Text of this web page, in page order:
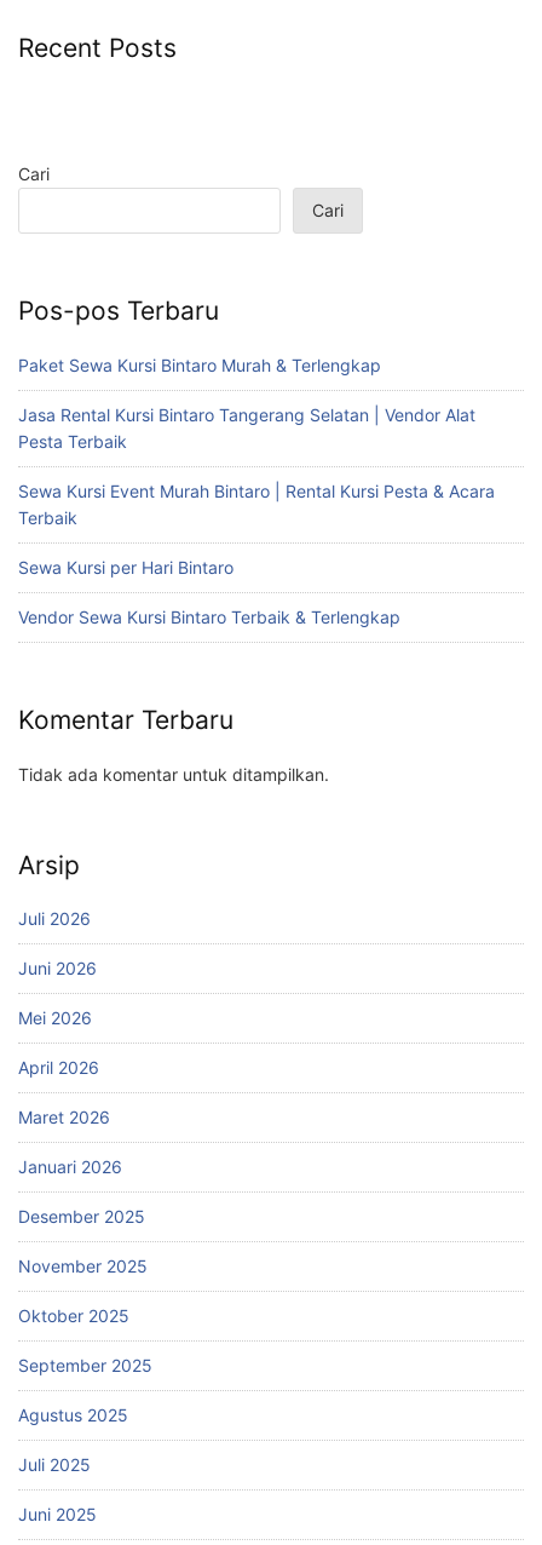
Recent Posts
Cari
Cari
Pos-pos Terbaru
Paket Sewa Kursi Bintaro Murah & Terlengkap
Jasa Rental Kursi Bintaro Tangerang Selatan | Vendor Alat
Pesta Terbaik
Sewa Kursi Event Murah Bintaro | Rental Kursi Pesta & Acara
Terbaik
Sewa Kursi per Hari Bintaro
Vendor Sewa Kursi Bintaro Terbaik & Terlengkap
Komentar Terbaru
Tidak ada komentar untuk ditampilkan.
Arsip
Juli 2026
Juni 2026
Mei 2026
April 2026
Maret 2026
Januari 2026
Desember 2025
November 2025
Oktober 2025
September 2025
Agustus 2025
Juli 2025
Juni 2025